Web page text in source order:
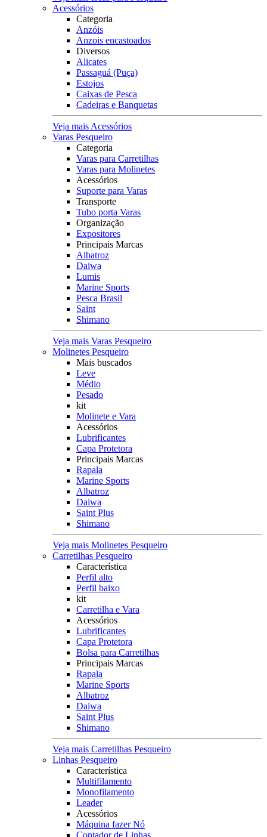
Acessórios
Categoria
Anzóis
Anzois encastoados
Diversos
Alicates
Passaguá (Puça)
Estojos
Caixas de Pesca
Cadeiras e Banquetas
Veja mais Acessórios
Varas Pesqueiro
Categoria
Varas para Carretilhas
Varas para Molinetes
Acessórios
Suporte para Varas
Transporte
Tubo porta Varas
Organização
Expositores
Principais Marcas
Albatroz
Daiwa
Lumis
Marine Sports
Pesca Brasil
Saint
Shimano
Veja mais Varas Pesqueiro
Molinetes Pesqueiro
Mais buscados
Leve
Médio
Pesado
kit
Molinete e Vara
Acessórios
Lubrificantes
Capa Protetora
Principais Marcas
Rapala
Marine Sports
Albatroz
Daiwa
Saint Plus
Shimano
Veja mais Molinetes Pesqueiro
Carretilhas Pesqueiro
Característica
Perfil alto
Perfil baixo
kit
Carretilha e Vara
Acessórios
Lubrificantes
Capa Protetora
Bolsa para Carretilhas
Principais Marcas
Rapala
Marine Sports
Albatroz
Daiwa
Saint Plus
Shimano
Veja mais Carretilhas Pesqueiro
Linhas Pesqueiro
Característica
Multifilamento
Monofilamento
Leader
Acessórios
Máquina fazer Nó
Contador de Linhas